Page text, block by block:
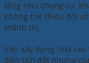
tầng như chung cư,
không thể thiếu đối
thành thị.
Việc xây dựng nhà
diện tích đất nhưng